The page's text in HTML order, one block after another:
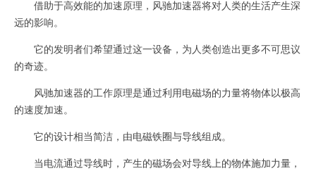
借助于高效能的加速原理，风驰加速器将对人类的生活产生深
远的影响。
它的发明者们希望通过这一设备，为人类创造出更多不可思议
的奇迹。
风驰加速器的工作原理是通过利用电磁场的力量将物体以极高
的速度加速。
它的设计相当简洁，由电磁铁圈与导线组成。
当电流通过导线时，产生的磁场会对导线上的物体施加力量，